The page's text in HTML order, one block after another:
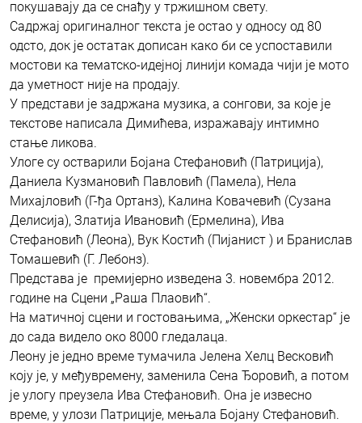
покушавају да се снађу у тржишном свету.
Садржај оригиналног текста је остао у односу од 80
одсто, док је остатак дописан како би се успоставили
мостови ка тематско-идејној линији комада чији је мото
да уметност није на продају.
У представи је задржана музика, а сонгови, за које је
текстове написала Димићева, изражавају интимно
стање ликова.
Улоге су остварили Бојана Стефановић (Патриција),
Даниела Кузмановић Павловић (Памела), Нела
Михајловић (Г-ђа Ортанз), Калина Ковачевић (Сузана
Делисија), Златија Ивановић (Ермелина), Ива
Стефановић (Леона), Вук Костић (Пијанист ) и Бранислав
Томашевић (Г. Лебонз).
Представа је премијерно изведена 3. новембра 2012.
године на Сцени „Раша Плаовић“.
На матичној сцени и гостовањима, „Женски оркестар“ је
до сада видело око 8000 гледалаца.
Леону је једно време тумачила Јелена Хелц Весковић
коју је, у међувремену, заменила Сена Ђоровић, а потом
је улогу преузела Ива Стефановић. Она је извесно
време, у улози Патриције, мењала Бојану Стефановић.